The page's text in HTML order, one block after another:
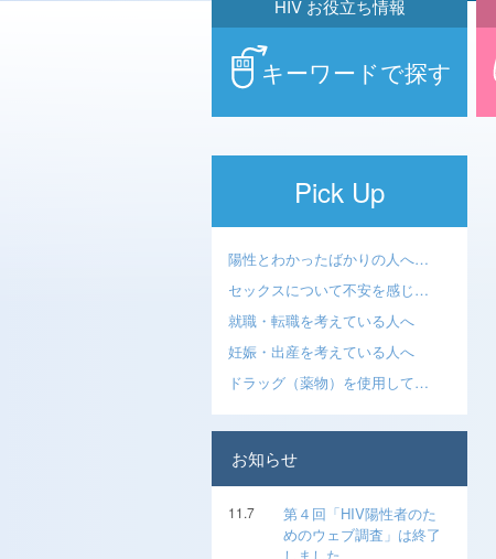
キーワードで探す
HIV お役立ち情報
Pick Up
陽性とわかったばかりの人へ…
セックスについて不安を感じ…
就職・転職を考えている人へ
妊娠・出産を考えている人へ
ドラッグ（薬物）を使用して…
お知らせ
11.7
第４回「HIV陽性者のた
めのウェブ調査」は終了